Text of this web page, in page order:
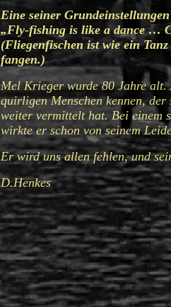
Eine seiner
„Fly-fishing is like a dance …
(Fliegenfischen ist wie ein
fangen.)
Mel Krieger wurde 80 Jahre
quirligen Menschen kennen,
weiter vermittelt hat. Bei einem
wirkte er schon von seinem
Er wird uns allen fehlen, und
D.Henkes